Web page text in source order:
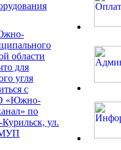
области
для
угля
с
«Южно-
по
ул.
МУП